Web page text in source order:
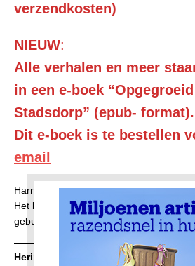
verzendkosten)
NIEUW:
Alle verhalen en meer
in een e-boek
Stadsdorp” (epub- format).
Dit e-boek is te bestellen
email
Harry schrijft al een tijd zijn
Het boek is een samengaan van deze
gebundeld zijn in een boek.
Herinneringen van eendoodgewone